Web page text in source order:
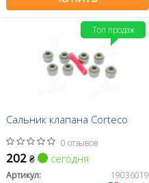
Сальник клапана Corteco
0 отзывов
202 ₴ сегодня
Артикул:
19036019
Топ продаж